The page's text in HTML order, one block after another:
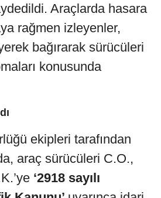
Araçlarda hasara
rağmen izleyenler,
bağırarak sürücüleri
konusunda
ekipleri tarafından
araç sürücüleri C.O.,
‘2918 sayılı